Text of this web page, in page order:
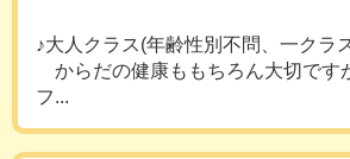
♪大人クラス(年齢性別不問、一クラ
からだの健康ももちろん大切です
フ...